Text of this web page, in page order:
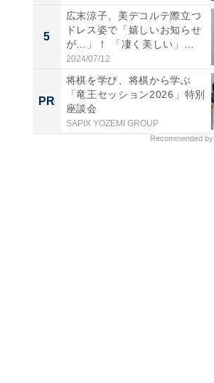
5
広末涼子、美デコルテ際立つ
ドレス姿で「嬉しいお知らせ
が…」！ 「凄く美しい」
「透...
2024/07/12
PR
将棋を学び、将棋から学ぶ
「竜王セッション2026」特別
座談会
SAPIX YOZEMI GROUP
Recommended by